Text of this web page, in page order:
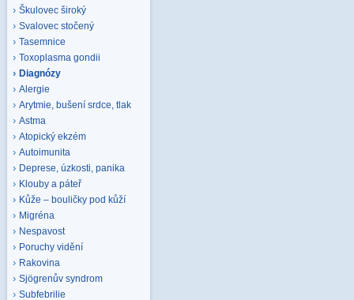
Škulovec široký
Svalovec stočený
Tasemnice
Toxoplasma gondii
Diagnózy
Alergie
Arytmie, bušení srdce, tlak
Astma
Atopický ekzém
Autoimunita
Deprese, úzkosti, panika
Klouby a páteř
Kůže – bouličky pod kůží
Migréna
Nespavost
Poruchy vidění
Rakovina
Sjögrenův syndrom
Subfebrilie